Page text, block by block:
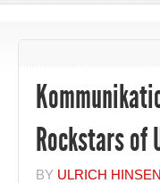
Rockstars of
BY ULRICH HINSEN